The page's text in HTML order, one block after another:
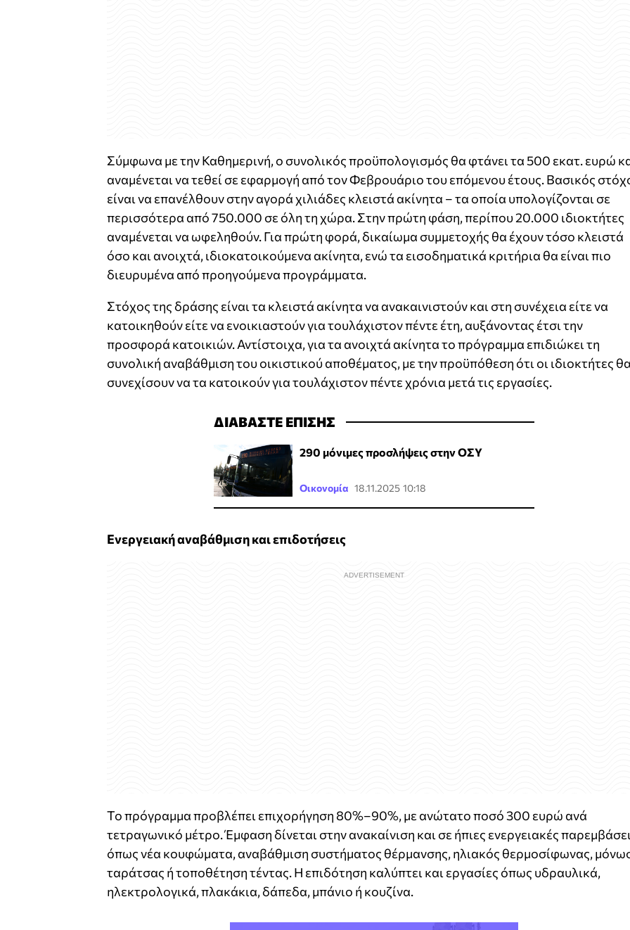
Σύμφωνα με την Καθημερινή, ο συνολικός προϋπολογισμός θα φτάνει τα 500 εκατ. ευρώ
αναμένεται να τεθεί σε εφαρμογή από τον Φεβρουάριο του επόμενου έτους. Βασικός
είναι να επανέλθουν στην αγορά χιλιάδες κλειστά ακίνητα – τα οποία υπολογίζονται σε
περισσότερα από 750.000 σε όλη τη χώρα. Στην πρώτη φάση, περίπου 20.000 ιδιοκτήτες
αναμένεται να ωφεληθούν. Για πρώτη φορά, δικαίωμα συμμετοχής θα έχουν τόσο κλειστά
όσο και ανοιχτά, ιδιοκατοικούμενα ακίνητα, ενώ τα εισοδηματικά κριτήρια θα είναι πιο
διευρυμένα από προηγούμενα προγράμματα.
Στόχος της δράσης είναι τα κλειστά ακίνητα να ανακαινιστούν και στη συνέχεια είτε να
κατοικηθούν είτε να ενοικιαστούν για τουλάχιστον πέντε έτη, αυξάνοντας έτσι την
προσφορά κατοικιών. Αντίστοιχα, για τα ανοιχτά ακίνητα το πρόγραμμα επιδιώκει τη
συνολική αναβάθμιση του οικιστικού αποθέματος, με την προϋπόθεση ότι οι ιδιοκτήτες
συνεχίσουν να τα κατοικούν για τουλάχιστον πέντε χρόνια μετά τις εργασίες.
ΔΙΑΒΑΣΤΕ ΕΠΙΣΗΣ
290 μόνιμες προσλήψεις στην ΟΣΥ
Οικονομία 18.11.2025 10:18
Ενεργειακή αναβάθμιση και επιδοτήσεις
Το πρόγραμμα προβλέπει επιχορήγηση 80%–90%, με ανώτατο ποσό 300 ευρώ ανά
τετραγωνικό μέτρο. Έμφαση δίνεται στην ανακαίνιση και σε ήπιες ενεργειακές
όπως νέα κουφώματα, αναβάθμιση συστήματος θέρμανσης, ηλιακός θερμοσίφωνας,
ταράτσας ή τοποθέτηση τέντας. Η επιδότηση καλύπτει και εργασίες όπως υδραυλικά,
ηλεκτρολογικά, πλακάκια, δάπεδα, μπάνιο ή κουζίνα.